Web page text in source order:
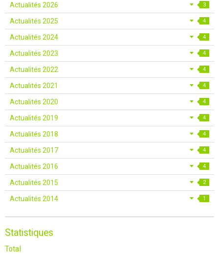
Actualités 2026 3
Actualités 2025 4
Actualités 2024 4
Actualités 2023 4
Actualités 2022 4
Actualités 2021 4
Actualités 2020 4
Actualités 2019 4
Actualités 2018 4
Actualités 2017 4
Actualités 2016 4
Actualités 2015 2
Actualités 2014 1
Statistiques
Total